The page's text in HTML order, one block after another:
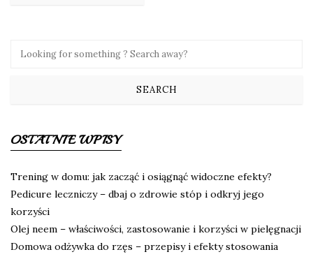
OSTATNIE WPISY
Trening w domu: jak zacząć i osiągnąć widoczne efekty?
Pedicure leczniczy – dbaj o zdrowie stóp i odkryj jego
korzyści
Olej neem – właściwości, zastosowanie i korzyści w pielęgnacji
Domowa odżywka do rzęs – przepisy i efekty stosowania